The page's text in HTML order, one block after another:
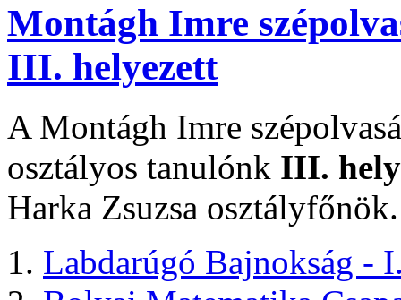
Montágh Imre
III. helyezett
A Montágh Imre
osztályos tanulónk III.
Harka Zsuzsa
Labdarúgó Bajnokság -